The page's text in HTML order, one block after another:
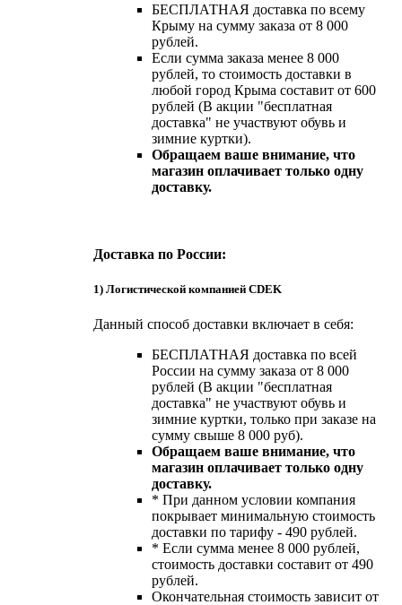
БЕСПЛАТНАЯ доставка по всему
Крыму на сумму заказа от 8 000
рублей.
Если сумма заказа менее 8 000
рублей, то стоимость доставки в
любой город Крыма составит от 600
рублей (В акции "бесплатная
доставка" не участвуют обувь и
зимние куртки).
Обращаем ваше внимание, что
магазин оплачивает только одну
доставку.
Доставка по России:
1) Логистической компанией CDEK
Данный способ доставки включает в себя:
БЕСПЛАТНАЯ доставка по всей
России на сумму заказа от 8 000
рублей (В акции "бесплатная
доставка" не участвуют обувь и
зимние куртки, только при заказе на
сумму свыше 8 000 руб).
Обращаем ваше внимание, что
магазин оплачивает только одну
доставку.
* При данном условии компания
покрывает минимальную стоимость
доставки по тарифу - 490 рублей.
* Если сумма менее 8 000 рублей,
стоимость доставки составит от 490
рублей.
Окончательная стоимость зависит от